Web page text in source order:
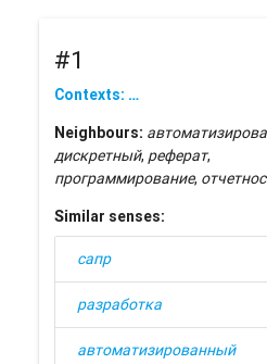
#1
Contexts: …
Neighbours:
дискретный, реферат,
программирование,
Similar senses:
сапр
разработка
автоматизированный